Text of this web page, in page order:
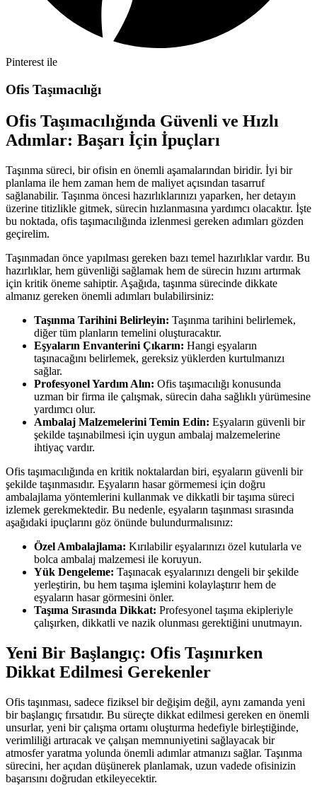
Pinterest ile
Ofis Taşımacılığı
Ofis Taşımacılığında Güvenli ve Hızlı
Adımlar: Başarı İçin İpuçları
Taşınma süreci, bir ofisin en önemli aşamalarından biridir. İyi bir
planlama ile hem zaman hem de maliyet açısından tasarruf
sağlanabilir. Taşınma öncesi hazırlıklarınızı yaparken, her detayın
üzerine titizlikle gitmek, sürecin hızlanmasına yardımcı olacaktır. İşte
bu noktada, ofis taşımacılığında izlenmesi gereken adımları gözden
geçirelim.
Taşınmadan önce yapılması gereken bazı temel hazırlıklar vardır. Bu
hazırlıklar, hem güvenliği sağlamak hem de sürecin hızını artırmak
için kritik öneme sahiptir. Aşağıda, taşınma sürecinde dikkate
almanız gereken önemli adımları bulabilirsiniz:
Taşınma Tarihini Belirleyin: Taşınma tarihini belirlemek,
diğer tüm planların temelini oluşturacaktır.
Eşyaların Envanterini Çıkarın: Hangi eşyaların
taşınacağını belirlemek, gereksiz yüklerden kurtulmanızı
sağlar.
Profesyonel Yardım Alın: Ofis taşımacılığı konusunda
uzman bir firma ile çalışmak, sürecin daha sağlıklı yürümesine
yardımcı olur.
Ambalaj Malzemelerini Temin Edin: Eşyaların güvenli bir
şekilde taşınabilmesi için uygun ambalaj malzemelerine
ihtiyaç vardır.
Ofis taşımacılığında en kritik noktalardan biri, eşyaların güvenli bir
şekilde taşınmasıdır. Eşyaların hasar görmemesi için doğru
ambalajlama yöntemlerini kullanmak ve dikkatli bir taşıma süreci
izlemek gerekmektedir. Bu nedenle, eşyaların taşınması sırasında
aşağıdaki ipuçlarını göz önünde bulundurmalısınız:
Özel Ambalajlama: Kırılabilir eşyalarınızı özel kutularla ve
bolca ambalaj malzemesi ile koruyun.
Yük Dengeleme: Taşınacak eşyalarınızı dengeli bir şekilde
yerleştirin, bu hem taşıma işlemini kolaylaştırır hem de
eşyaların hasar görmesini önler.
Taşıma Sırasında Dikkat: Profesyonel taşıma ekipleriyle
çalışırken, dikkatli ve nazik olunması gerektiğini unutmayın.
Yeni Bir Başlangıç: Ofis Taşınırken
Dikkat Edilmesi Gerekenler
Ofis taşınması, sadece fiziksel bir değişim değil, aynı zamanda yeni
bir başlangıç fırsatıdır. Bu süreçte dikkat edilmesi gereken en önemli
unsurlar, yeni bir çalışma ortamı oluşturma hedefiyle birleştiğinde,
verimliliği artıracak ve çalışan memnuniyetini sağlayacak bir
atmosfer yaratma yolunda önemli adımlar atmanızı sağlar. Taşınma
sürecini, her açıdan düşünerek planlamak, uzun vadede ofisinizin
başarısını doğrudan etkileyecektir.